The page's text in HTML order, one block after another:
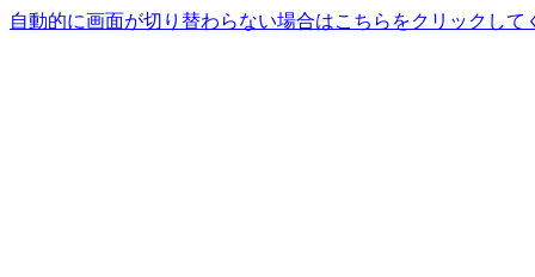
自動的に画面が切り替わらない場合はこちらをクリックして